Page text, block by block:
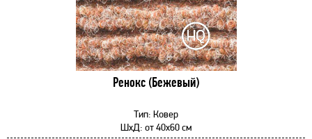
Ренокс (Бежевый)
Тип: Ковер
ШхД: от40x60 см